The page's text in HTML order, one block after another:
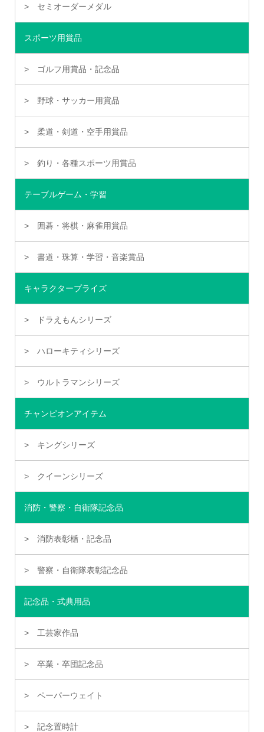
セミオーダーメダル
スポーツ用賞品
ゴルフ用賞品・記念品
野球・サッカー用賞品
柔道・剣道・空手用賞品
釣り・各種スポーツ用賞品
テーブルゲーム・学習
囲碁・将棋・麻雀用賞品
書道・珠算・学習・音楽賞品
キャラクタープライズ
ドラえもんシリーズ
ハローキティシリーズ
ウルトラマンシリーズ
チャンピオンアイテム
キングシリーズ
クイーンシリーズ
消防・警察・自衛隊記念品
消防表彰楯・記念品
警察・自衛隊表彰記念品
記念品・式典用品
工芸家作品
卒業・卒団記念品
ペーパーウェイト
記念置時計